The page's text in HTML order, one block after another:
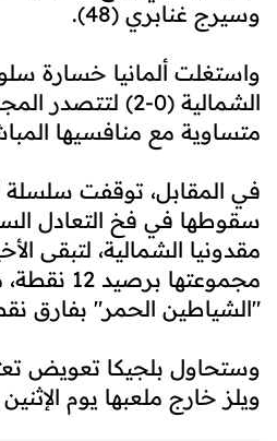
وسيرج غنابري (48).
واستغلت ألمانيا خسارة
متساوية مع منافسيها
في المقابل، توقفت سلسلة
سقوطها في فخ التعادل
مقدونيا الشمالية، لتبقى
مجموعتها
"الشياطين الحمر" بفارق
وستحاول بلجيكا تعويض
ويلز خارج ملعبها يوم